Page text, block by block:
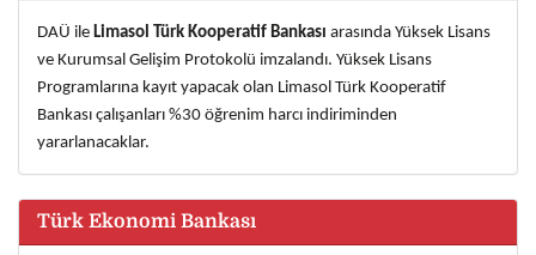
DAÜ ile Limasol Türk Kooperatif Bankası arasında Yüksek Lisans
ve Kurumsal Gelişim Protokolü imzalandı. Yüksek Lisans
Programlarına kayıt yapacak olan Limasol Türk Kooperatif
Bankası çalışanları %30 öğrenim harcı indiriminden
yararlanacaklar.
Türk Ekonomi Bankası